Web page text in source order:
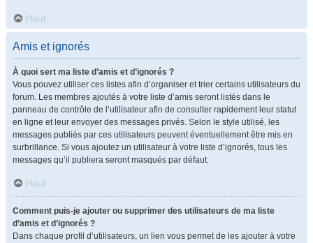
Haut
Amis et ignorés
À quoi sert ma liste d’amis et d’ignorés ?
Vous pouvez utiliser ces listes afin d’organiser et trier certains utilisateurs du
forum. Les membres ajoutés à votre liste d’amis seront listés dans le
panneau de contrôle de l’utilisateur afin de consulter rapidement leur statut
en ligne et leur envoyer des messages privés. Selon le style utilisé, les
messages publiés par ces utilisateurs peuvent éventuellement être mis en
surbrillance. Si vous ajoutez un utilisateur à votre liste d’ignorés, tous les
messages qu’il publiera seront masqués par défaut.
Haut
Comment puis-je ajouter ou supprimer des utilisateurs de ma liste
d’amis et d’ignorés ?
Dans chaque profil d’utilisateurs, un lien vous permet de les ajouter à votre